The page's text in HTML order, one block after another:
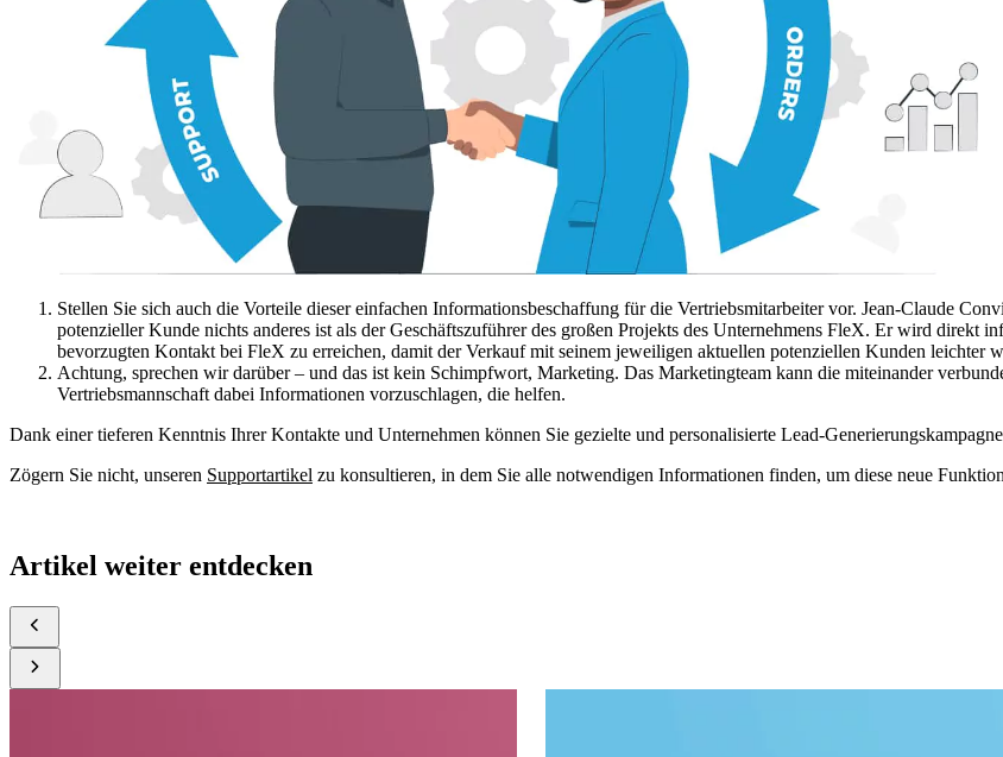
Stellen Sie sich auch die Vorteile dieser einfachen Informationsbeschaffung für die Vertriebsmitarbeiter vor. Jean-Claude
potenzieller Kunde nichts anderes ist als der Geschäftszuführer des großen Projekts des Unternehmens FleX. Er wird direkt
bevorzugten Kontakt bei FleX zu erreichen, damit der Verkauf mit seinem jeweiligen aktuellen potenziellen Kunden leichter
Achtung, sprechen wir darüber – und das ist kein Schimpfwort, Marketing. Das Marketingteam kann die miteinander
Vertriebsmannschaft dabei Informationen vorzuschlagen, die helfen.
Dank einer tieferen Kenntnis Ihrer Kontakte und Unternehmen können Sie gezielte und personalisierte Lead-
Zögern Sie nicht, unseren Supportartikel zu konsultieren, in dem Sie alle notwendigen Informationen finden, um diese neue
Artikel weiter entdecken